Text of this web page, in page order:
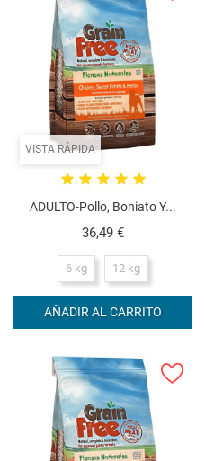
VISTA RÁPIDA
ADULTO-Pollo, Boniato Y...
36,49 €Precio
6 kg 12 kg
AÑADIR AL CARRITO